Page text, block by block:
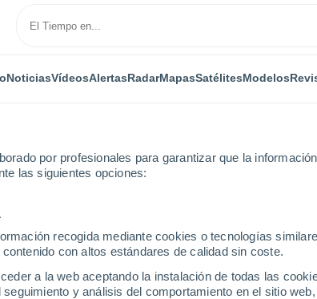
por profesionales para garantizar que la
las siguientes opciones:
recogida mediante cookies o tecnologías
con altos estándares de calidad sin coste.
a la web aceptando la instalación de todas las
y análisis del comportamiento en el sitio
NoticiasVídeosAlertasRadarMapasSatélitesModelos